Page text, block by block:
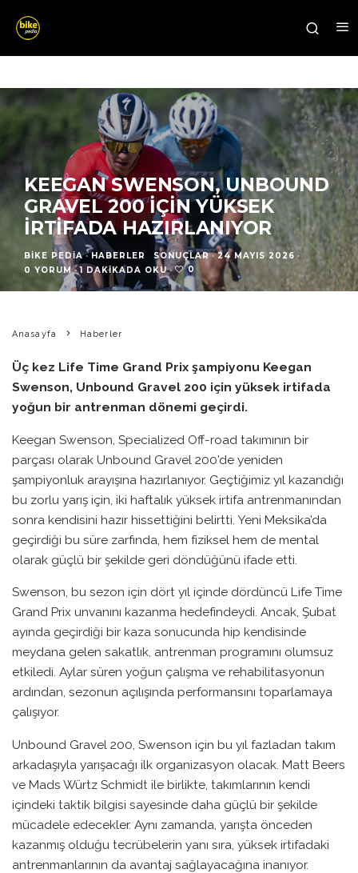
KEEGAN SWENSON, UNBOUND
GRAVEL 200 İÇIN YÜKSEK
İRTIFADA HAZIRLANIYOR
BIKE PEDIA · HABERLER SONUÇLAR · 24 MAYIS 2026 ·
0 YORUM · 1 DAKIKADA OKU · 0
Anasayfa Haberler
Üç kez Life Time Grand Prix şampiyonu Keegan
Swenson, Unbound Gravel 200 için yüksek irtifada
yoğun bir antrenman dönemi geçirdi.
Keegan Swenson, Specialized Off-road takımının bir
parçası olarak Unbound Gravel 200’de yeniden
şampiyonluk arayışına hazırlanıyor. Geçtiğimiz yıl kazandığı
bu zorlu yarış için, iki haftalık yüksek irtifa antrenmanından
sonra kendisini hazır hissettiğini belirtti. Yeni Meksika’da
geçirdiği bu süre zarfında, hem fiziksel hem de mental
olarak güçlü bir şekilde geri döndüğünü ifade etti.
Swenson, bu sezon için dört yıl içinde dördüncü Life Time
Grand Prix unvanını kazanma hedefindeydi. Ancak, Şubat
ayında geçirdiği bir kaza sonucunda hip kendisinde
meydana gelen sakatlık, antrenman programını olumsuz
etkiledi. Aylar süren yoğun çalışma ve rehabilitasyonun
ardından, sezonun açılışında performansını toparlamaya
çalışıyor.
Unbound Gravel 200, Swenson için bu yıl fazladan takım
arkadaşıyla yarışacağı ilk organizasyon olacak. Matt Beers
ve Mads Würtz Schmidt ile birlikte, takımlarının kendi
içindeki taktik bilgisi sayesinde daha güçlü bir şekilde
mücadele edecekler. Aynı zamanda, yarışta önceden
kazanmış olduğu tecrübelerin yanı sıra, yüksek irtifadaki
antrenmanlarının da avantaj sağlayacağına inanıyor.